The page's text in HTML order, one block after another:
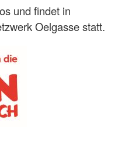
und findet in
Oelgasse statt.